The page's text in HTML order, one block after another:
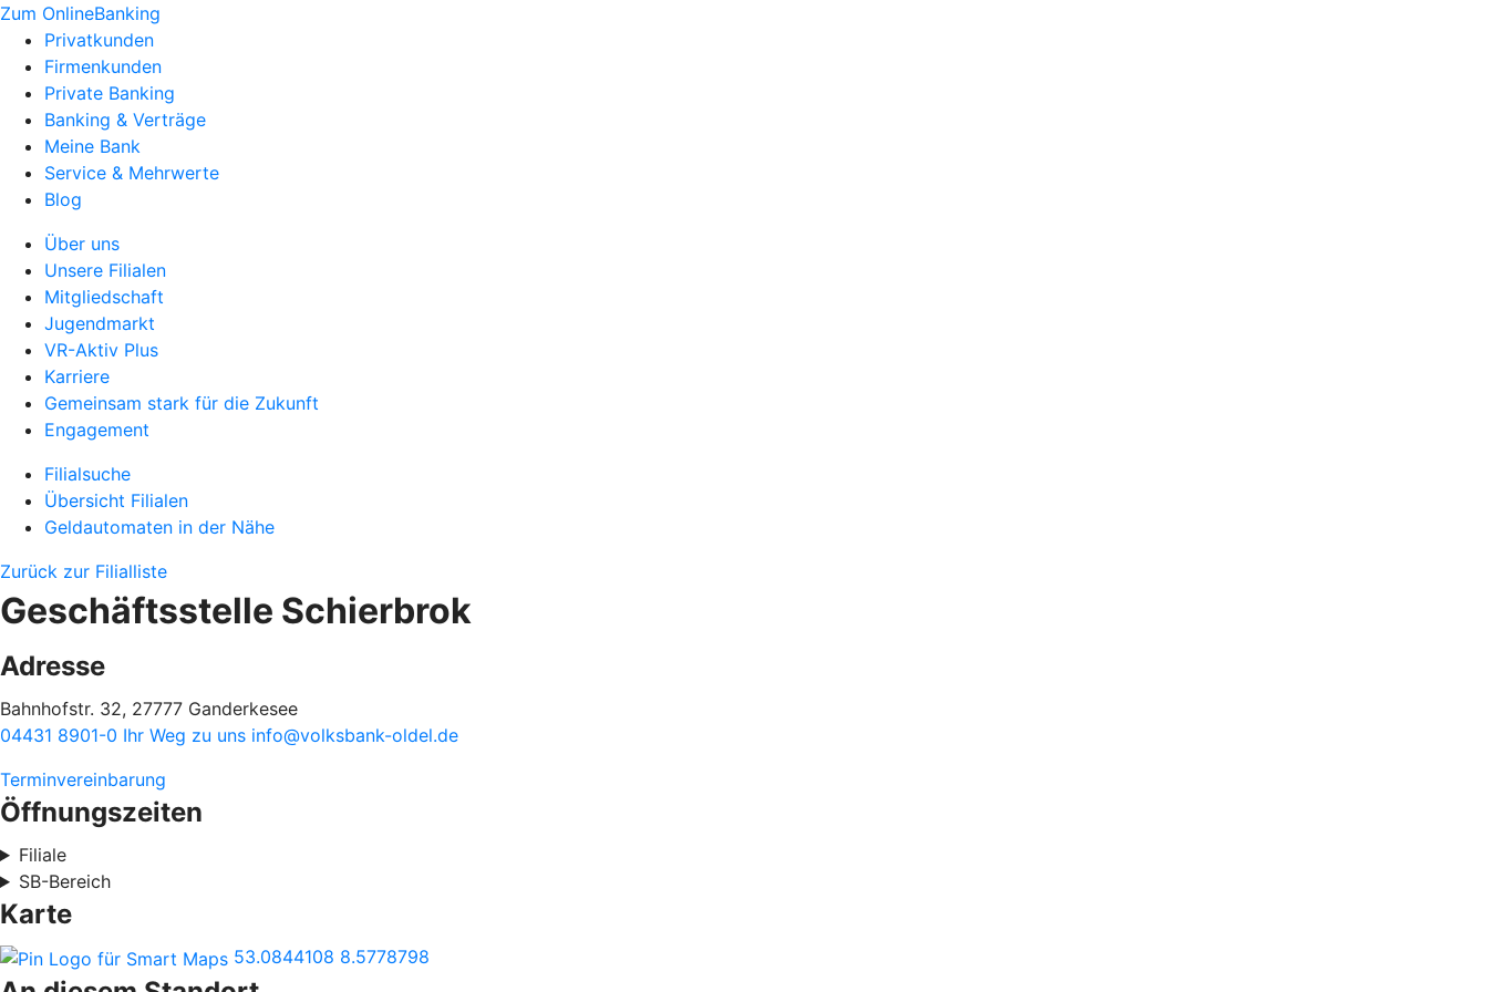
Zum OnlineBanking
Privatkunden
Firmenkunden
Private Banking
Banking & Verträge
Meine Bank
Service & Mehrwerte
Blog
Über uns
Unsere Filialen
Mitgliedschaft
Jugendmarkt
VR-Aktiv Plus
Karriere
Gemeinsam stark für die Zukunft
Engagement
Filialsuche
Übersicht Filialen
Geldautomaten in der Nähe
Zurück zur Filialliste
Geschäftsstelle Schierbrok
Adresse
Bahnhofstr. 32, 27777 Ganderkesee
04431 8901-0 Ihr Weg zu uns info@volksbank-oldel.de
Terminvereinbarung
Öffnungszeiten
Filiale
SB-Bereich
Karte
53.0844108 8.5778798